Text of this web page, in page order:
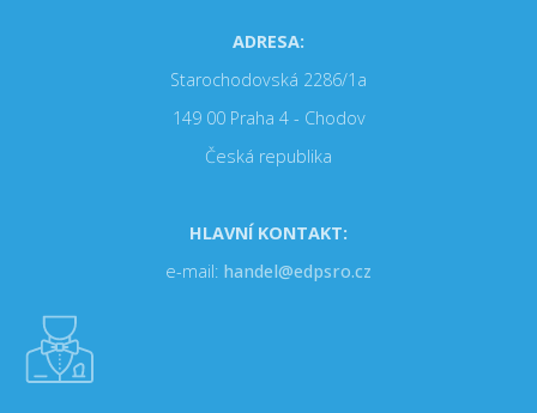
ADRESA:
Starochodovská 2286/1a
149 00 Praha 4 - Chodov
Česká republika
HLAVNÍ KONTAKT:
e-mail: handel@edpsro.cz